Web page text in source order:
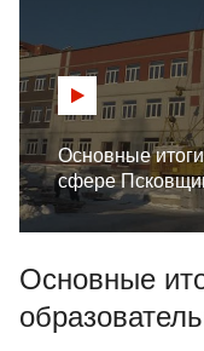
Основные
сфере
Основные